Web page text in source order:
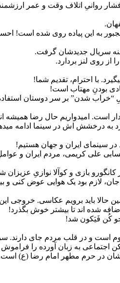
روانیِ اتلاف وقت و عمر
به این پیاده روی شده
سریال جدیدشان گرفت.
از روی لنز بردارد.
با احترام، تقدیم شما!
بودنِ مهتاب است!
“خراب شدن” بر سر دوستان
است. امیدواریم حال رضا همیشه
به درخشش اش در سینما ادامه
سینمای ایران و جهان هستیم!
علی کریمی، مردم ایران و
کانگورو بازی و کوآلا نوازیِ
باید برویم عکاسی. خروجی این
شده اند تا بیشتر خوش بگذرد!
است و در قلب مردم جای دارند.
اجتماعی به زبان آورده را
در حرم مطهر امام رضا (ع) است.